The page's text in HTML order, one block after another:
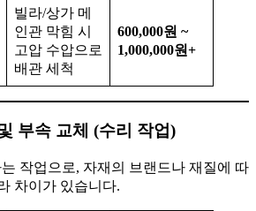
빌라/상가 메
인관 막힘 시
고압 수압으로
배관 세척
600,000원 ~
1,000,000원+
부속 교체 (수리 작업)
작업으로, 자재의 브랜드나 재질에 따
차이가 있습니다.